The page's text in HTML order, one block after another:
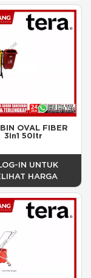
OVAL FIBER
3in1 50ltr
IN UNTUK
HARGA